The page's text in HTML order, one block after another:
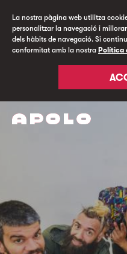
La nostra pàgina web utilitza
personalitzar la navegació i
dels hàbits de navegació. Si
conformitat amb la nostra Política